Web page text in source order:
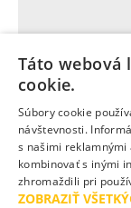
Táto webová
cookie.
Súbory cookie
návštevnosti.
s našimi
kombinovať s inými
zhromaždili pri
ZOBRAZIŤ